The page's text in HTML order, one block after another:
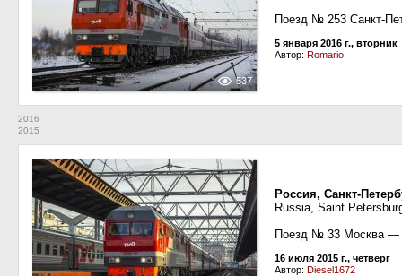
537
Поезд № 253 Санкт-
5 января 2016 г., вторник
Автор: Romario
2016
2015
Россия, Санкт-
Russia, Saint
Поезд № 33 Москва —
16 июля 2015 г., четверг
Автор: Diesel1672